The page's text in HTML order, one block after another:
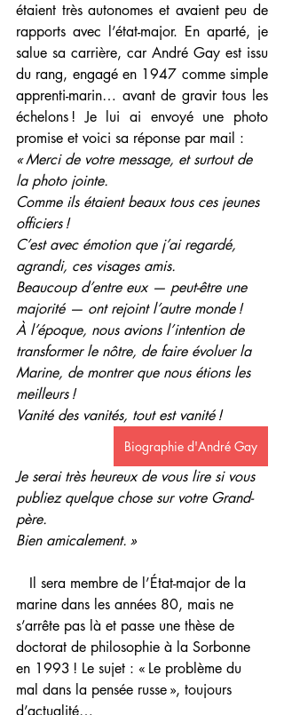
étaient très autonomes et avaient peu de
rapports avec l’état-major. En aparté, je
salue sa carrière, car André Gay est issu
du rang, engagé en 1947 comme simple
apprenti-marin… avant de gravir tous les
échelons ! Je lui ai envoyé une photo
promise et voici sa réponse par mail :
« Merci de votre message, et surtout de
la photo jointe.
Comme ils étaient beaux tous ces jeunes
officiers !
C’est avec émotion que j’ai regardé,
agrandi, ces visages amis.
Beaucoup d’entre eux — peut-être une
majorité — ont rejoint l’autre monde !
À l’époque, nous avions l’intention de
transformer le nôtre, de faire évoluer la
Marine, de montrer que nous étions les
meilleurs !
Vanité des vanités, tout est vanité !
Biographie d'André Gay
Je serai très heureux de vous lire si vous
publiez quelque chose sur votre Grand-
père.
Bien amicalement. »
marine dans les années 80, mais ne
s’arrête pas là et passe une thèse de
doctorat de philosophie à la Sorbonne
en 1993 ! Le sujet : « Le problème du
mal dans la pensée russe », toujours